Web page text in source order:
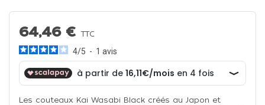
64,46 €TTC
4/5 - 1 avis
Les couteaux Kai Wasabi Black créés au Japon et